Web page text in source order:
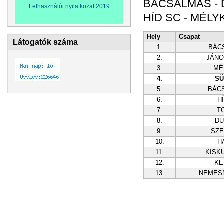
Felhasználói nyilatkozat 2019
Látogatók száma
BÁCSALMÁS -
HÍD SC -
Hely
Csapat
1.
2.
3.
4.
5.
6.
7.
8.
9.
10.
11.
12.
13.